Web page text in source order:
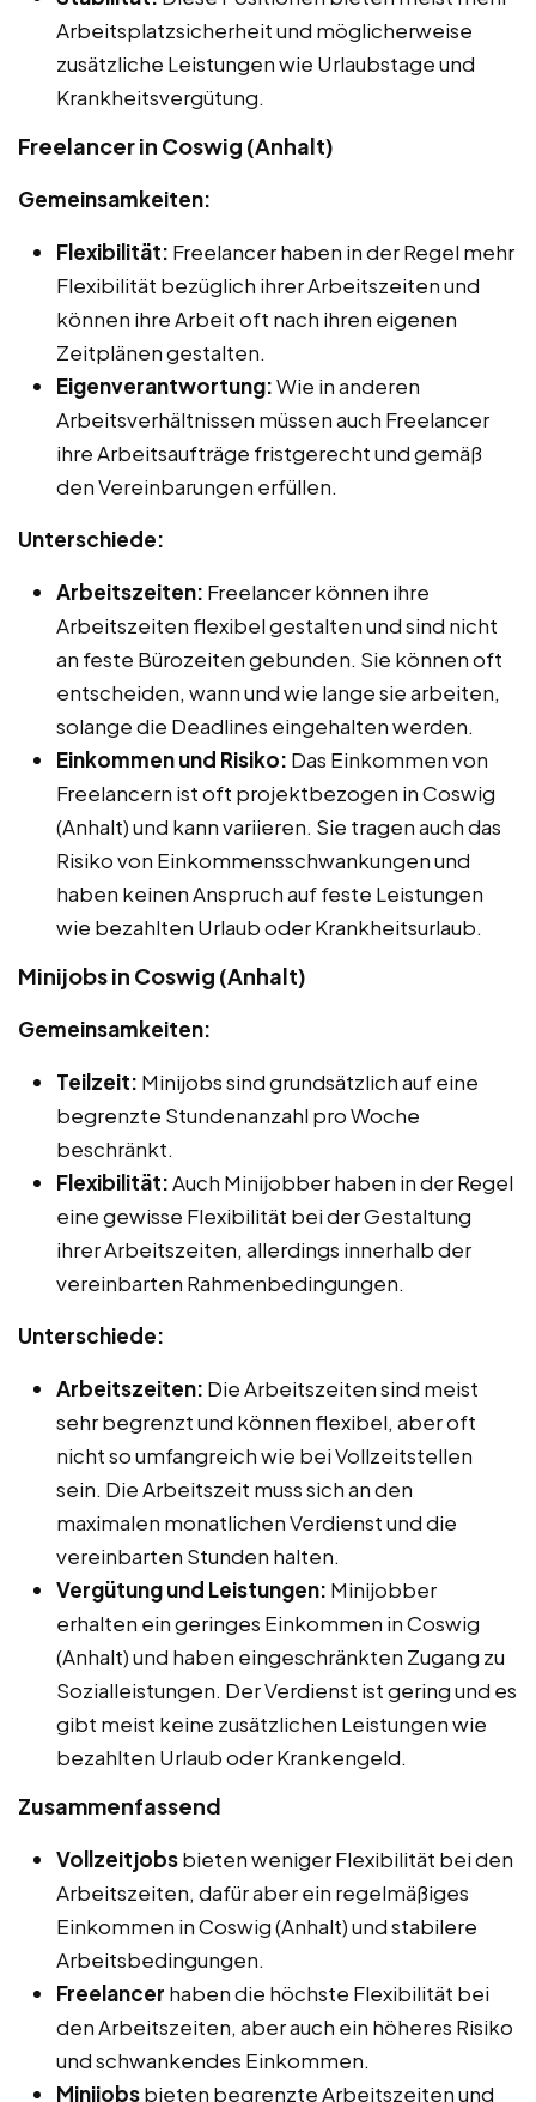
Arbeitsplatzsicherheit und möglicherweise
zusätzliche Leistungen wie Urlaubstage und
Krankheitsvergütung.
Freelancer in Coswig (Anhalt)
Gemeinsamkeiten:
Flexibilität: Freelancer haben in der Regel mehr
Flexibilität bezüglich ihrer Arbeitszeiten und
können ihre Arbeit oft nach ihren eigenen
Zeitplänen gestalten.
Eigenverantwortung:Wie in anderen
Arbeitsverhältnissen müssen auch Freelancer
ihre Arbeitsaufträge fristgerecht und gemäß
den Vereinbarungen erfüllen.
Unterschiede:
Arbeitszeiten: Freelancer können ihre
Arbeitszeiten flexibel gestalten und sind nicht
an feste Bürozeiten gebunden. Sie können oft
entscheiden, wann und wie lange sie arbeiten,
solange die Deadlines eingehalten werden.
Einkommen und Risiko: Das Einkommen von
Freelancern ist oft projektbezogen in Coswig
(Anhalt) und kann variieren. Sie tragen auch das
Risiko von Einkommensschwankungen und
haben keinen Anspruch auf feste Leistungen
wie bezahlten Urlaub oder Krankheitsurlaub.
Minijobs in Coswig (Anhalt)
Gemeinsamkeiten:
Teilzeit: Minijobs sind grundsätzlich auf eine
begrenzte Stundenanzahl pro Woche
beschränkt.
Flexibilität:Auch Minijobber haben in der Regel
eine gewisse Flexibilität bei der Gestaltung
ihrer Arbeitszeiten, allerdings innerhalb der
vereinbarten Rahmenbedingungen.
Unterschiede:
Arbeitszeiten: Die Arbeitszeiten sind meist
sehr begrenzt und können flexibel, aber oft
nicht so umfangreich wie bei Vollzeitstellen
sein. Die Arbeitszeit muss sich an den
maximalen monatlichen Verdienst und die
vereinbarten Stunden halten.
Vergütung und Leistungen: Minijobber
erhalten ein geringes Einkommen in Coswig
(Anhalt) und haben eingeschränkten Zugang zu
Sozialleistungen. Der Verdienst ist gering und es
gibt meist keine zusätzlichen Leistungen wie
bezahlten Urlaub oder Krankengeld.
Zusammenfassend
Vollzeitjobsbieten weniger Flexibilität bei den
Arbeitszeiten, dafür aber ein regelmäßiges
Einkommen in Coswig (Anhalt) und stabilere
Arbeitsbedingungen.
Freelancer haben die höchste Flexibilität bei
den Arbeitszeiten, aber auch ein höheres Risiko
und schwankendes Einkommen.
Minijobsbieten begrenzte Arbeitszeiten und